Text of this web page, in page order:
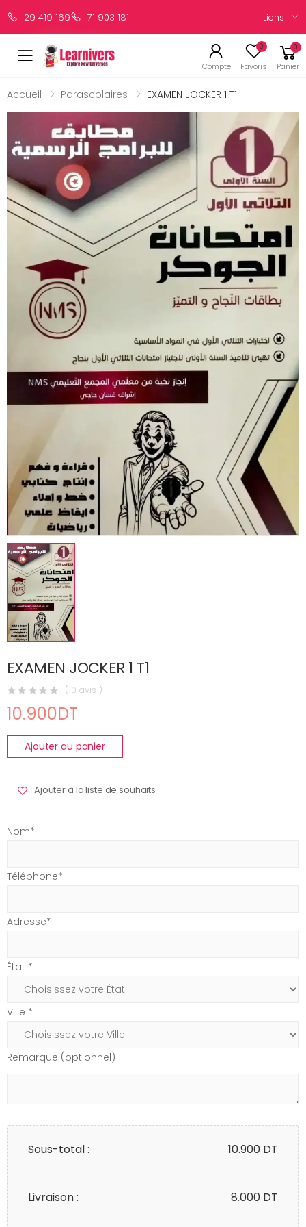
29 419 169 71 903 181 Liens
Compte
0
Favoris
0
Panier
Accueil Parascolaires EXAMEN JOCKER 1 T1
EXAMEN JOCKER 1 T1
( 0 avis )
10.900DT
Ajouter au panier
Ajouter à la liste de souhaits
Nom*
Téléphone*
Adresse*
État *
Ville *
Remarque (optionnel)
Sous-total : 10.900 DT
Livraison : 8.000 DT